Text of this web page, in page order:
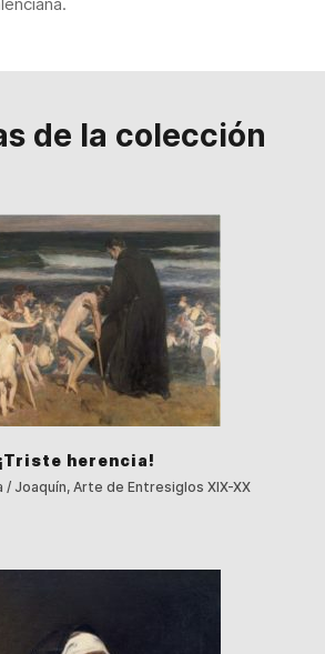
de la colección
¡Triste herencia!
/ Joaquín, Arte de Entresiglos XIX-XX